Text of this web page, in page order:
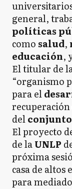
general,
políticas
como salud,
educación,
El titular de
“organismo
para el
recuperación
del
El proyecto
de laUNLP
próxima
casa de
para